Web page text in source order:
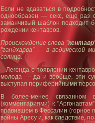
Если не вдаваться в
однообразен — секс, еще раз
заманчивый шаблон подходит
рождении кентавров.
Происхождение слова "кентавр
"гандхарва” — в ведической
солнца.
Легенда о появлении
молода — да и вообще, эти
выступая периферийными
В более-менее связанном
(комментариями) к
правившем в Фессалии (горное
войны Аресу и, как следствие,